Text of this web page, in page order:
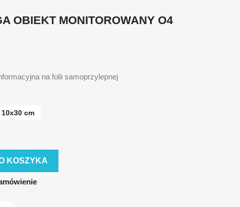
OBIEKT MONITOROWANY O4
na folii samoprzylepnej
10x30 cm
KOSZYKA